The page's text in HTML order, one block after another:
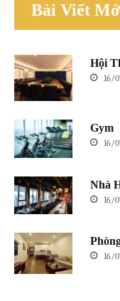
Bài Viết
Hội
16/
Gym
16/
Nhà
16/
16/